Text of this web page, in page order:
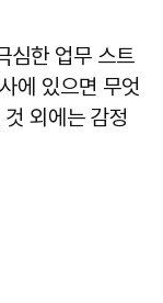
심한 업무 스트
에 있으면 무엇
외에는 감정